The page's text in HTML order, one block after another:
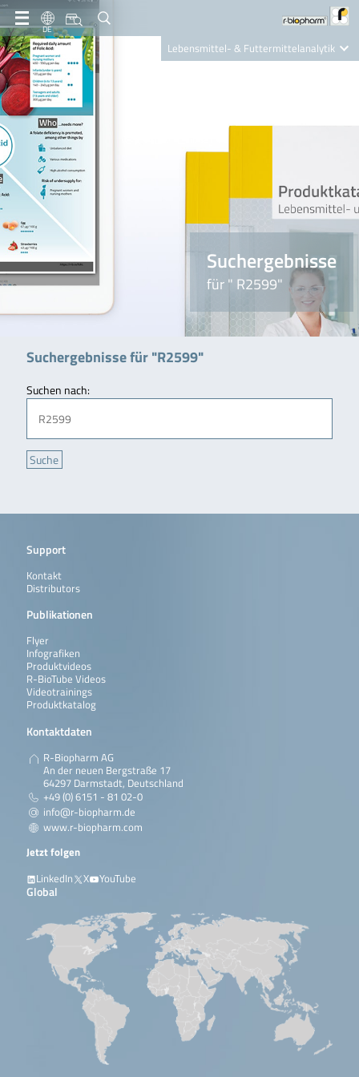
DE
Lebensmittel- & Futtermittelanalytik
Nutrition Care
Suchergebnisse
für " R2599"
Suchergebnisse für "R2599"
Suchen nach:
Support
Kontakt
Distributors
Publikationen
Flyer
Infografiken
Produktvideos
R-BioTube Videos
Videotrainings
Produktkatalog
Kontaktdaten
R-Biopharm AG
An der neuen Bergstraße 17
64297 Darmstadt, Deutschland
+49 (0) 6151 - 81 02-0
info@r-biopharm.de
www.r-biopharm.com
Jetzt folgen
LinkedIn
X YouTube
Global